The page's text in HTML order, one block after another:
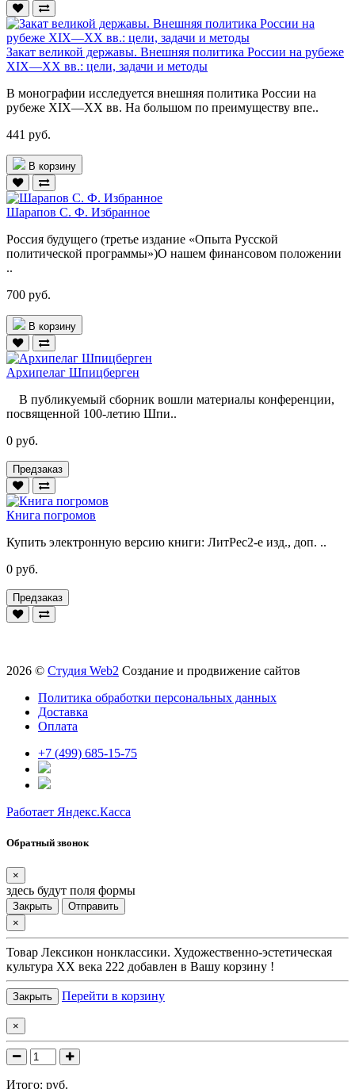
Закат великой державы. Внешняя политика России на рубеже
XIX—XX вв.: цели, задачи и методы
В монографии исследуется внешняя политика России на
рубеже XIX—XX вв. На большом по преимуществу впе..
441 руб.
В корзину
Шарапов С. Ф. Избранное
Россия будущего (третье издание «Опыта Русской
политической программы»)О нашем финансовом положении
..
700 руб.
В корзину
Архипелаг Шпицберген
В публикуемый сборник вошли материалы конференции,
посвященной 100-летию Шпи..
0 руб.
Предзаказ
Книга погромов
Купить электронную версию книги: ЛитРес2-е изд., доп. ..
0 руб.
Предзаказ
2026 © Студия Web2 Создание и продвижение сайтов
Политика обработки персональных данных
Доставка
Оплата
+7 (499) 685-15-75
Работает Яндекс.Касса
Обратный звонок
×
здесь будут поля формы
Закрыть
Отправить
×
Товар Лексикон нонклассики. Художественно-эстетическая
культура XX века 222 добавлен в Вашу корзину !
Закрыть Перейти в корзину
×
Итого: руб.